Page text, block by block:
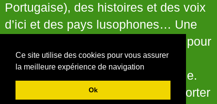
Ce site utilise des cookies pour vous assurer
la meilleure expérience de navigation
Ok
Portugaise), des histoires et des voix
d’ici et des pays lusophones… Une
matinée pleine de bonne humeur pour
garder le lien avec la culture
portugaise et la partager ensemble.
Branchez-vous, et laissez-vous porter